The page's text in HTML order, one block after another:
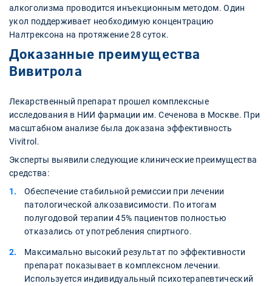
алкоголизма проводится инъекционным методом. Один
укол поддерживает необходимую концентрацию
Налтрексона на протяжение 28 суток.
Доказанные преимущества
Вивитрола
Лекарственный препарат прошел комплексные
исследования в НИИ фармации им. Сеченова в Москве. При
масштабном анализе была доказана эффективность
Vivitrol.
Эксперты выявили следующие клинические преимущества
средства:
Обеспечение стабильной ремиссии при лечении
патологической алкозависимости. По итогам
полугодовой терапии 45% пациентов полностью
отказались от употребления спиртного.
Максимально высокий результат по эффективности
препарат показывает в комплексном лечении.
Используется индивидуальный психотерапевтический